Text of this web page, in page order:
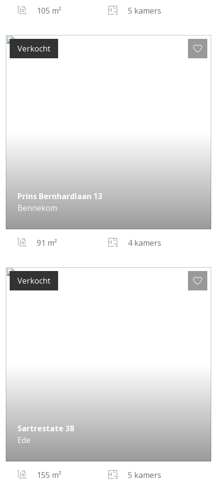
105 m² 5 kamers
Verkocht
Prins Bernhardlaan 13
Bennekom
91 m² 4 kamers
Verkocht
Sartrestate 38
Ede
155 m² 5 kamers